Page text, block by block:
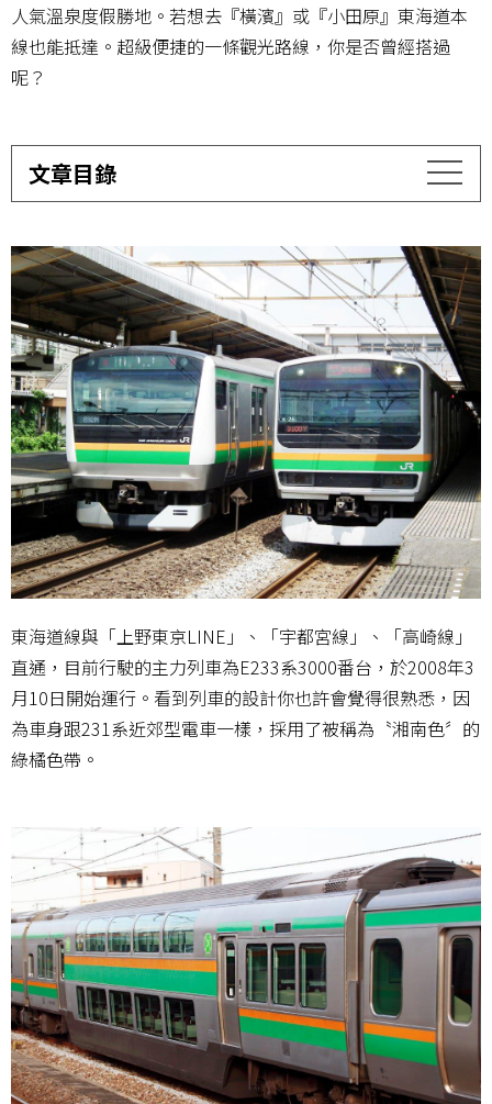
人氣溫泉度假勝地。若想去『橫濱』或『小田原』東海道本
線也能抵達。超級便捷的一條觀光路線，你是否曾經搭過
呢？
文章目錄
東海道線與「上野東京LINE」、「宇都宮線」、「高崎線」
直通，目前行駛的主力列車為E233系3000番台，於2008年3
月10日開始運行。看到列車的設計你也許會覺得很熟悉，因
為車身跟231系近郊型電車一樣，採用了被稱為〝湘南色〞的
綠橘色帶。